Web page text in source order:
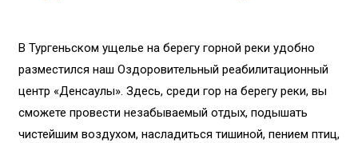
В Тургеньском ущелье на берегу горной реки удобно
разместился наш Оздоровительный реабилитационный
центр «Денсаулық». Здесь, среди гор на берегу реки, вы
сможете провести незабываемый отдых, подышать
чистейшим воздухом, насладиться тишиной, пением птиц,